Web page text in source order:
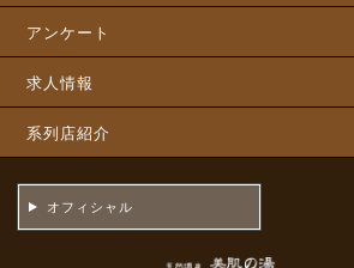
アンケート
求人情報
系列店紹介
オフィシャル